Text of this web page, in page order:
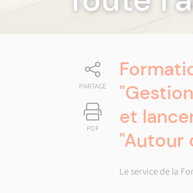
PARTAGE
PDF
et
"Autour
Le service de la